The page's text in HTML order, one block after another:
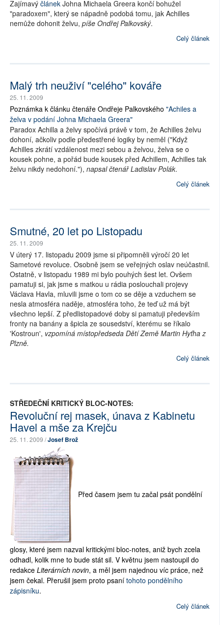
Zajímavý článek Johna Michaela Greera končí bohužel
"paradoxem", který se nápadně podobá tomu, jak Achilles
nemůže dohonit želvu, píše Ondřej Palkovský.
Celý článek
Malý trh neuživí "celého" kováře
25. 11. 2009
Poznámka k článku čtenáře Ondřeje Palkovského "Achiles a
želva v podání Johna Michaela Greera"
Paradox Achilla a želvy spočívá právě v tom, že Achilles želvu
dohoní, ačkoliv podle předestřené logiky by neměl ("Když
Achilles zkrátí vzdálenost mezi sebou a želvou, želva se o
kousek pohne, a pořád bude kousek před Achillem, Achilles tak
želvu nikdy nedohoní."), napsal čtenář Ladislav Polák.
Celý článek
Smutné, 20 let po Listopadu
25. 11. 2009
V úterý 17. listopadu 2009 jsme si připomněli výročí 20 let
Sametové revoluce. Osobně jsem se veřejných oslav neúčastnil.
Ostatně, v listopadu 1989 mi bylo pouhých šest let. Ovšem
pamatuji si, jak jsme s matkou u rádia poslouchali projevy
Václava Havla, mluvili jsme o tom co se děje a vzduchem se
nesla atmosféra naděje, atmosféra toho, že teď už má být
všechno lepší. Z předlistopadové doby si pamatuji především
fronty na banány a špicla ze sousedství, kterému se říkalo
'Kostroun', vzpomíná místopředseda Dětí Země Martin Hyťha z
Plzně.
Celý článek
STŘEDEČNÍ KRITICKÝ BLOC-NOTES:
Revoluční rej masek, únava z Kabinetu
Havel a mše za Krejču
25. 11. 2009 /Josef Brož
Před časem jsem tu začal psát pondělní
glosy, které jsem nazval kritickými bloc-notes, aniž bych zcela
odhadl, kolik mne to bude stát sil. V květnu jsem nastoupil do
redakce Literárních novin, a měl jsem najednou víc práce, než
jsem čekal. Přerušil jsem proto psaní tohoto pondělního
zápisníku.
Celý článek